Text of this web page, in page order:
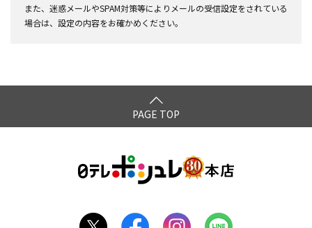
また、迷惑メールやSPAM対策等によりメールの受信設定をされている
場合は、設定の内容をお確かめください。
PAGE TOP